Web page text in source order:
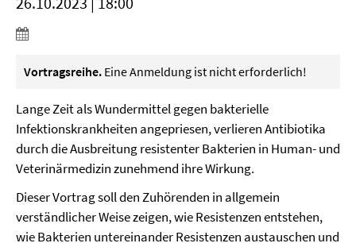
Vortragsreihe. Eine Anmeldung ist nicht erforderlich!
Lange Zeit als Wundermittel gegen bakterielle
Infektionskrank­heiten angepriesen, verlieren Antibiotika
durch die Ausbreitung resistenter Bakterien in Human- und
Veterinärmedizin zuneh­mend ihre Wirkung.
Dieser Vortrag soll den Zuhörenden in allgemein
verständlicher Weise zeigen, wie Resistenzen entstehen,
wie Bakterien untereinander Resistenzen austauschen und